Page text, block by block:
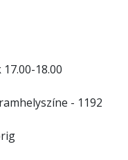
18.00
- 1192